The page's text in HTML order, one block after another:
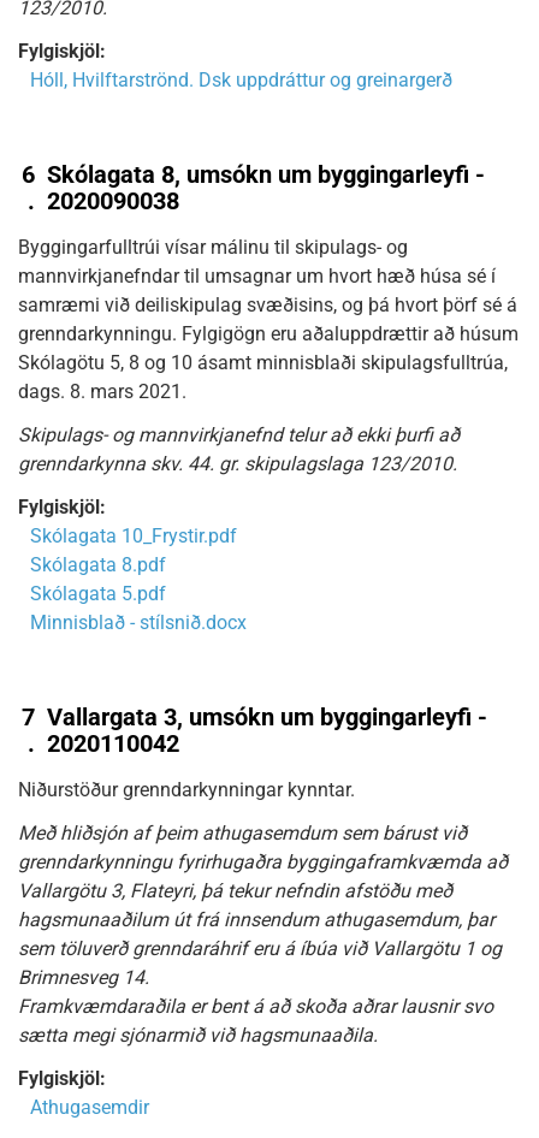
123/2010.
Fylgiskjöl:
Hóll, Hvilftarströnd. Dsk uppdráttur og greinargerð
6
.
Skólagata 8, umsókn um byggingarleyfi -
2020090038
Byggingarfulltrúi vísar málinu til skipulags- og
mannvirkjanefndar til umsagnar um hvort hæð húsa sé í
samræmi við deiliskipulag svæðisins, og þá hvort þörf sé á
grenndarkynningu. Fylgigögn eru aðaluppdrættir að húsum
Skólagötu 5, 8 og 10 ásamt minnisblaði skipulagsfulltrúa,
dags. 8. mars 2021.
Skipulags- og mannvirkjanefnd telur að ekki þurfi að
grenndarkynna skv. 44. gr. skipulagslaga 123/2010.
Fylgiskjöl:
Skólagata 10_Frystir.pdf
Skólagata 8.pdf
Skólagata 5.pdf
Minnisblað - stílsnið.docx
7
.
Vallargata 3, umsókn um byggingarleyfi -
2020110042
Niðurstöður grenndarkynningar kynntar.
Með hliðsjón af þeim athugasemdum sem bárust við
grenndarkynningu fyrirhugaðra byggingaframkvæmda að
Vallargötu 3, Flateyri, þá tekur nefndin afstöðu með
hagsmunaaðilum út frá innsendum athugasemdum, þar
sem töluverð grenndaráhrif eru á íbúa við Vallargötu 1 og
Brimnesveg 14.
Framkvæmdaraðila er bent á að skoða aðrar lausnir svo
sætta megi sjónarmið við hagsmunaaðila.
Fylgiskjöl:
Athugasemdir